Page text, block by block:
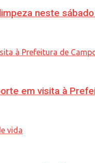
neste
em visita à